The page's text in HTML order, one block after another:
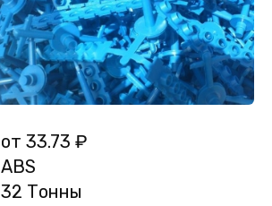
от 33.73 ₽
ABS
32 Тонны